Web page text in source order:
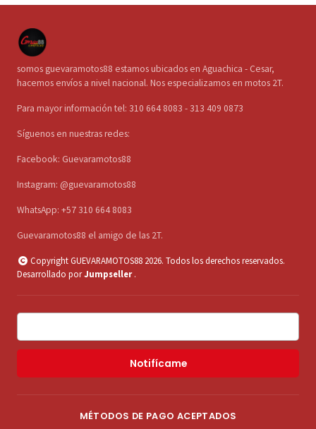
somos guevaramotos88 estamos ubicados en Aguachica - Cesar,
hacemos envíos a nivel nacional. Nos especializamos en motos 2T.
Para mayor información tel: 310 664 8083 - 313 409 0873
Síguenos en nuestras redes:
Facebook: Guevaramotos88
Instagram: @guevaramotos88
WhatsApp: +57 310 664 8083
Guevaramotos88 el amigo de las 2T.
Copyright GUEVARAMOTOS88 2026. Todos los derechos reservados.
Desarrollado porJumpseller .
Notifícame
MÉTODOS DE PAGO ACEPTADOS